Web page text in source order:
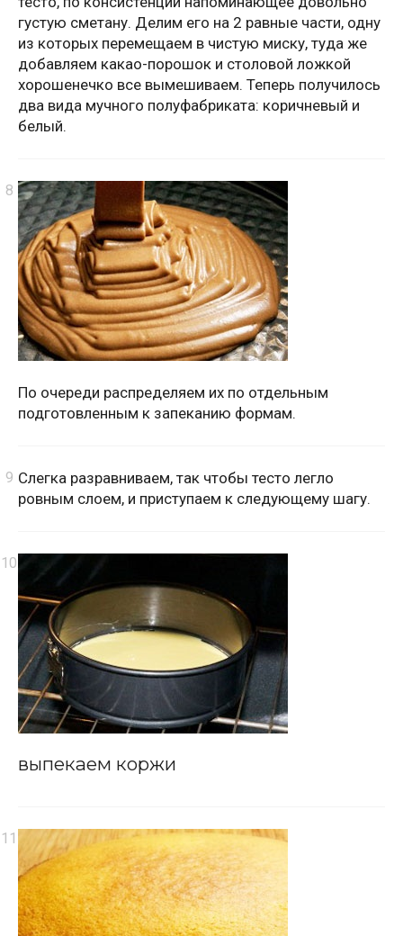
густую сметану. Делим его на 2 равные части, одну
из которых перемещаем в чистую миску, туда же
добавляем какао-порошок и столовой ложкой
хорошенечко все вымешиваем. Теперь получилось
два вида мучного полуфабриката: коричневый и
белый.
По очереди распределяем их по отдельным
подготовленным к запеканию формам.
Слегка разравниваем, так чтобы тесто легло
ровным слоем, и приступаем к следующему шагу.
выпекаем коржи